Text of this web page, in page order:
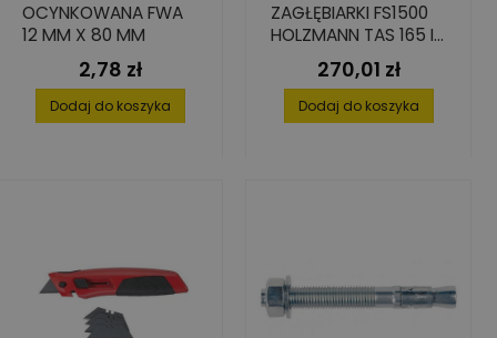
OCYNKOWANA FWA
12 MM X 80 MM
Cena
2,78 zł
Dodaj do koszyka
ZAGŁĘBIARKI FS1500
HOLZMANN TAS 165 I
TAS 165PRO
Cena
270,01 zł
Dodaj do koszyka